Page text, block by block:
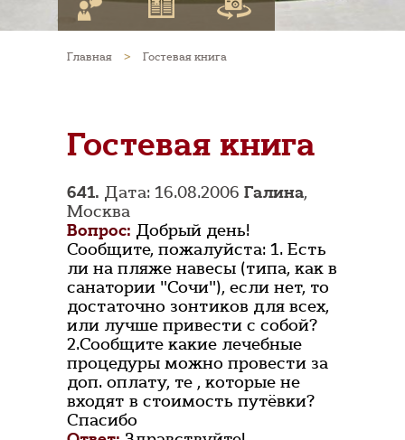
Главная > Гостевая книга
Гостевая книга
641. Дата: 16.08.2006 Галина,
Москва
Вопрос: Добрый день!
Сообщите, пожалуйста: 1. Есть
ли на пляже навесы (типа, как в
санатории "Сочи"), если нет, то
достаточно зонтиков для всех,
или лучше привести с собой?
2.Сообщите какие лечебные
процедуры можно провести за
доп. оплату, те , которые не
входят в стоимость путёвки?
Спасибо